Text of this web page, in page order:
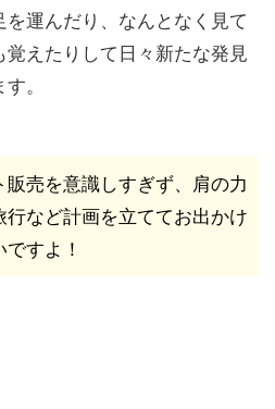
運んだり、なんとなく見て
えたりして日々新たな発見
。
販売を意識しすぎず、肩の力
行など計画を立ててお出かけ
すよ！